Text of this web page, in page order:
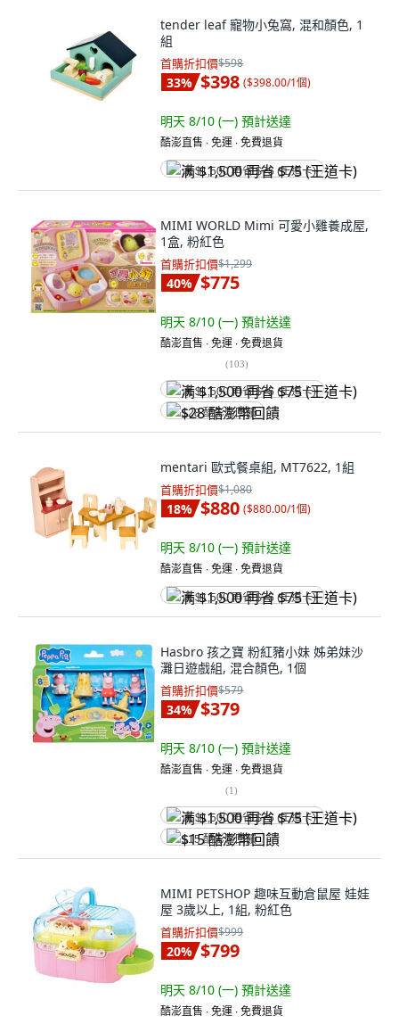
tender leaf 寵物小兔窩, 混和顏色, 1
組
首購折扣價$598
33% $398 ($398.00/1個)
明天 8/10 (一) 預計送達
酷澎直售 ∙ 免運 ∙ 免費退貨
满 $1,500 再省 $75 (王道卡)
MIMI WORLD Mimi 可愛小雞養成屋,
1盒, 粉紅色
首購折扣價$1,299
40% $775
明天 8/10 (一) 預計送達
酷澎直售 ∙ 免運 ∙ 免費退貨
(103)
满 $1,500 再省 $75 (王道卡)
$28 酷澎幣回饋
mentari 歐式餐桌組, MT7622, 1組
首購折扣價$1,080
18% $880 ($880.00/1個)
明天 8/10 (一) 預計送達
酷澎直售 ∙ 免運 ∙ 免費退貨
满 $1,500 再省 $75 (王道卡)
Hasbro 孩之寶 粉紅豬小妹 姊弟妹沙
灘日遊戲組, 混合顏色, 1個
首購折扣價$579
34% $379
明天 8/10 (一) 預計送達
酷澎直售 ∙ 免運 ∙ 免費退貨
(1)
满 $1,500 再省 $75 (王道卡)
$15 酷澎幣回饋
MIMI PETSHOP 趣味互動倉鼠屋 娃娃
屋 3歲以上, 1組, 粉紅色
首購折扣價$999
20% $799
明天 8/10 (一) 預計送達
酷澎直售 ∙ 免運 ∙ 免費退貨